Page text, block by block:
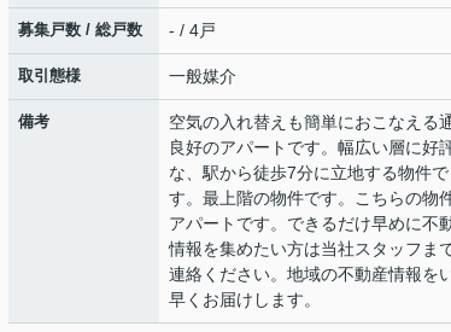
募集戸数 / 総戸数 - / 4戸
取引態様 一般媒介
備考
空気の入れ替えも簡単におこなえる
良好のアパートです。幅広い層に好
な、駅から徒歩7分に立地する物件で
す。最上階の物件です。こちらの物
アパートです。できるだけ早めに不
情報を集めたい方は当社スタッフま
連絡ください。地域の不動産情報を
早くお届けします。